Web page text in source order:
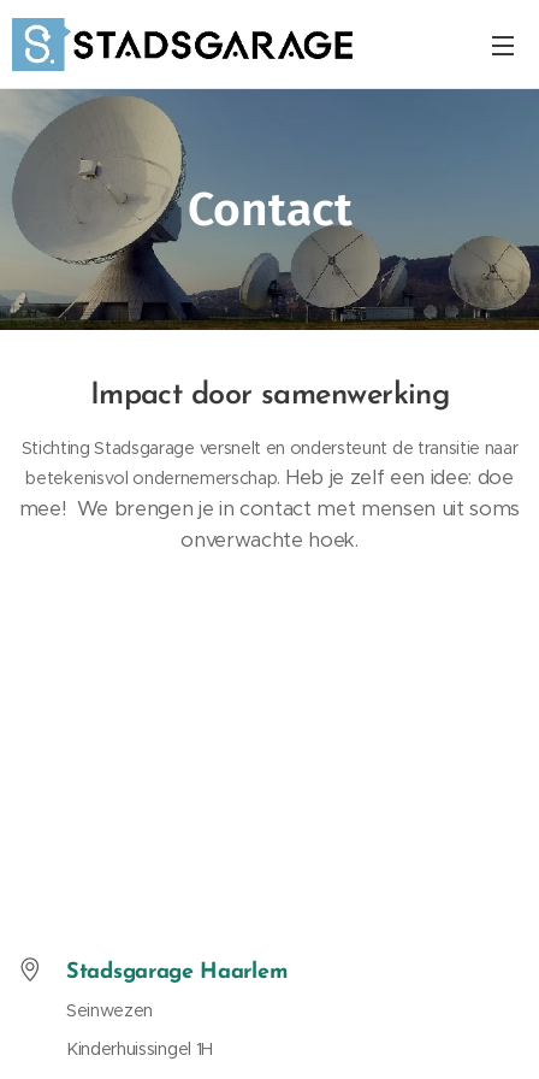
Contact
Impact door samenwerking
Stichting Stadsgarage versnelt en ondersteunt de transitie naar
betekenisvol ondernemerschap. Heb je zelf een idee: doe
mee! We brengen je in contact met mensen uit soms
onverwachte hoek.
Stadsgarage Haarlem
Seinwezen
Kinderhuissingel 1H